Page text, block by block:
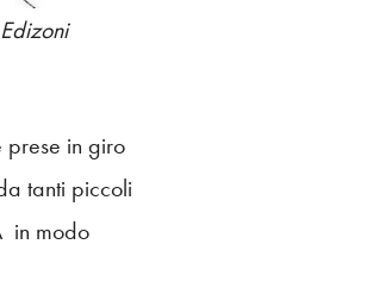
Edizoni
in giro
tanti piccoli
in modo